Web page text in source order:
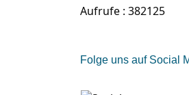
Aufrufe : 382125
Folge uns auf Social